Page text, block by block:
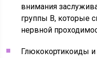
внимания
группы В, которые
нервной
Глюкокортикоиды